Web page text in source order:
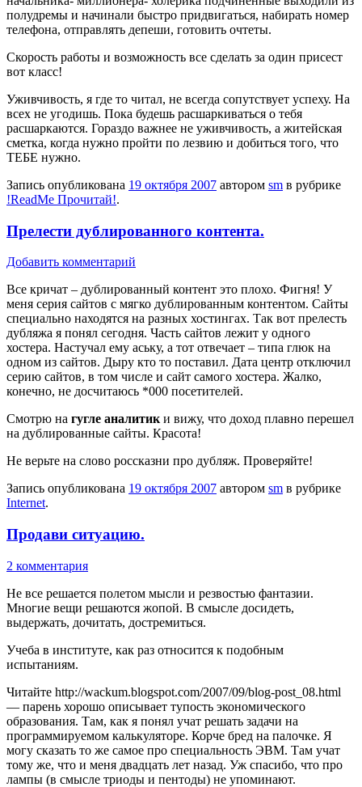
полудремы и начинали быстро придвигаться, набирать номер
телефона, отправлять депеши, готовить очтеты.
Скорость работы и возможность все сделать за один присест
вот класс!
Уживчивость, я где то читал, не всегда сопутствует успеху. На
всех не угодишь. Пока будешь расшаркиваться о тебя
расшаркаются. Гораздо важнее не уживчивость, а житейская
сметка, когда нужно пройти по лезвию и добиться того, что
ТЕБЕ нужно.
Запись опубликована 19 октября 2007 автором sm в рубрике
!ReadMe Прочитай!.
Прелести дублированного контента.
Добавить комментарий
Все кричат – дублированный контент это плохо. Фигня! У
меня серия сайтов с мягко дублированным контентом. Сайты
специально находятся на разных хостингах. Так вот прелесть
дубляжа я понял сегодня. Часть сайтов лежит у одного
хостера. Настучал ему аську, а тот отвечает – типа глюк на
одном из сайтов. Дыру кто то поставил. Дата центр отключил
серию сайтов, в том числе и сайт самого хостера. Жалко,
конечно, не досчитаюсь *000 посетителей.
Смотрю на гугле аналитик и вижу, что доход плавно перешел
на дублированные сайты. Красота!
Не верьте на слово россказни про дубляж. Проверяйте!
Запись опубликована 19 октября 2007 автором sm в рубрике
Internet.
Продави ситуацию.
2 комментария
Не все решается полетом мысли и резвостью фантазии.
Многие вещи решаются жопой. В смысле досидеть,
выдержать, дочитать, достремиться.
Учеба в институте, как раз относится к подобным
испытаниям.
Читайте http://wackum.blogspot.com/2007/09/blog-post_08.html
— парень хорошо описывает тупость экономического
образования. Там, как я понял учат решать задачи на
программируемом калькуляторе. Корче бред на палочке. Я
могу сказать то же самое про специальность ЭВМ. Там учат
тому же, что и меня двадцать лет назад. Уж спасибо, что про
лампы (в смысле триоды и пентоды) не упоминают.